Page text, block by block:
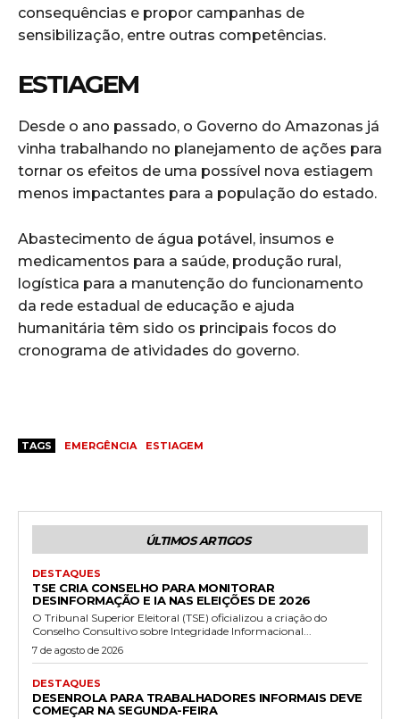
consequências e propor campanhas de
sensibilização, entre outras competências.
ESTIAGEM
Desde o ano passado, o Governo do Amazonas já
vinha trabalhando no planejamento de ações para
tornar os efeitos de uma possível nova estiagem
menos impactantes para a população do estado.
Abastecimento de água potável, insumos e
medicamentos para a saúde, produção rural,
logística para a manutenção do funcionamento
da rede estadual de educação e ajuda
humanitária têm sido os principais focos do
cronograma de atividades do governo.
TAGS EMERGÊNCIA ESTIAGEM
ÚLTIMOS ARTIGOS
DESTAQUES
TSE CRIA CONSELHO PARA MONITORAR
DESINFORMAÇÃO E IA NAS ELEIÇÕES DE 2026
O Tribunal Superior Eleitoral (TSE) oficializou a criação do
Conselho Consultivo sobre Integridade Informacional...
7 de agosto de 2026
DESTAQUES
DESENROLA PARA TRABALHADORES INFORMAIS DEVE
COMEÇAR NA SEGUNDA-FEIRA